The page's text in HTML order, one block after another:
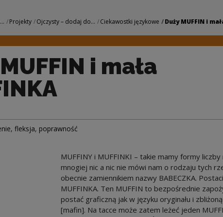
MUFFINKA |
Projekty Ojczysty – dodaj do... Ciekawostki językowe Duży MUFFIN i
i mała
, fleksja, poprawność
MUFFINY i MUFFINKI – takie mamy formy
mnogiej nic a nic nie mówi nam o rodzaju tych
obecnie zamiennikiem nazwy BABECZKA.
MUFFINKA. Ten MUFFIN to bezpośrednie
postać graficzną jak w języku oryginału i
[mafin]. Na tacce może zatem leżeć jeden